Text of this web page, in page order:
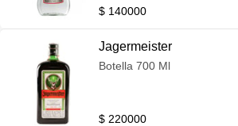
$ 140000
Jagermeister
Botella 700 Ml
$ 220000